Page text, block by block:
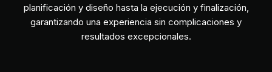
planificación y diseño hasta la ejecución y finalización,
garantizando una experiencia sin complicaciones y
resultados excepcionales.